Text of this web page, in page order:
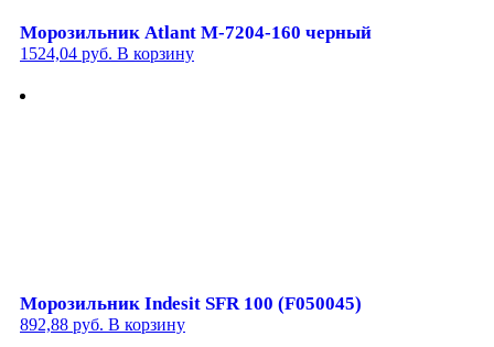
Морозильник Atlant М-7204-160 черный
1524,04 руб. В корзину
Морозильник Indesit SFR 100 (F050045)
892,88 руб. В корзину